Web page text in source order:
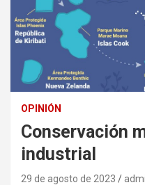
OPINIÓN
Conservación
industrial
29 de agosto de 2023